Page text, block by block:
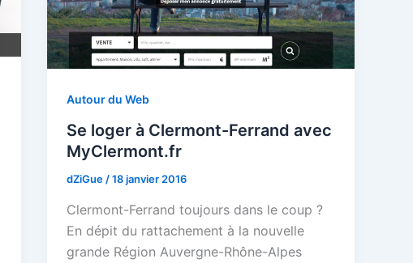
Autour du Web
Se loger à Clermont-Ferrand avec
MyClermont.fr
dZiGue/18 janvier 2016
Clermont-Ferrand toujours dans le coup ?
En dépit du rattachement à la nouvelle
grande Région Auvergne-Rhône-Alpes